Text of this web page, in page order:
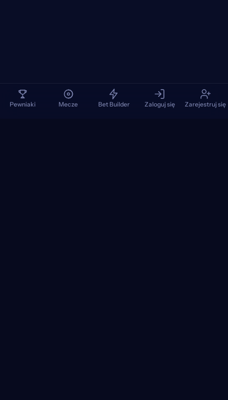
Pewniaki Mecze Bet Builder Zaloguj się Zarejestruj się